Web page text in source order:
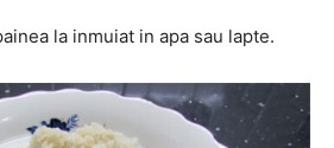
la inmuiat in apa sau lapte.